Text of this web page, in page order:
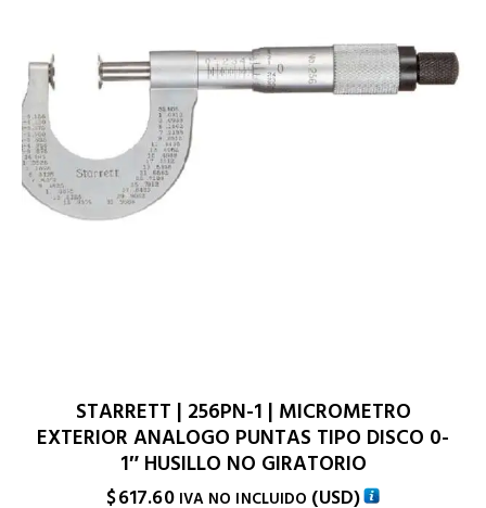
STARRETT | 256PN-1 | MICROMETRO
EXTERIOR ANALOGO PUNTAS TIPO DISCO 0-
1″ HUSILLO NO GIRATORIO
$617.60 IVA NO INCLUIDO (USD)